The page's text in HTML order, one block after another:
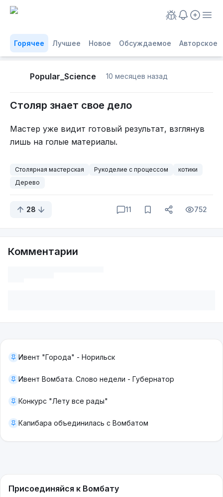
Горячее Лучшее Новое Обсуждаемое Авторское
Popular_Science 10 месяцев назад
Столяр знает свое дело
Мастер уже видит готовый результат, взглянув
лишь на голые материалы.
Столярная мастерская Рукоделие с процессом
котики
Дерево
28 11 752
Комментарии
Ивент "Города" - Норильск
Ивент Вомбата. Слово недели - Губернатор
Конкурс "Лету все рады"
Капибара объединилась с Вомбатом
Присоединяйся к Вомбату